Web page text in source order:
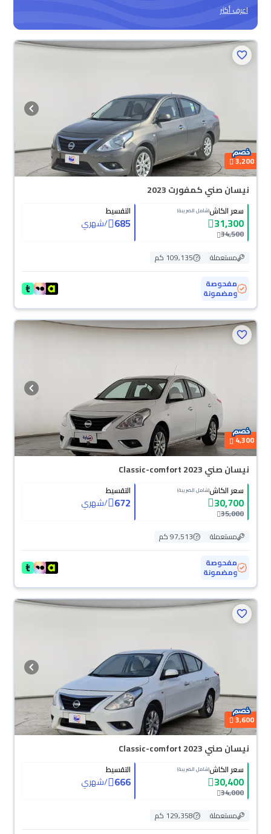
اعرف أكثر
3,200
نيسان صني كمفورت 2023
سعر الكاش(شامل الضريبة)
31,300
34,500
التقسيط
685
/شهري
مستعملة
109,135 كم
مفحوصة
ومضمونة
4,300
نيسان صني Classic-comfort 2023
سعر الكاش(شامل الضريبة)
30,700
35,000
التقسيط
672
/شهري
مستعملة
97,513 كم
مفحوصة
ومضمونة
3,600
نيسان صني Classic-comfort 2023
سعر الكاش(شامل الضريبة)
30,400
34,000
التقسيط
666
/شهري
مستعملة
129,358 كم